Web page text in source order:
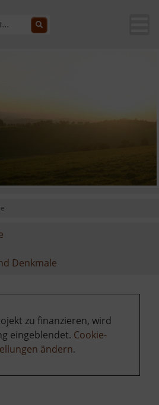
Denkmale
zu finanzieren, wird
eingeblendet. Cookie-
ändern.